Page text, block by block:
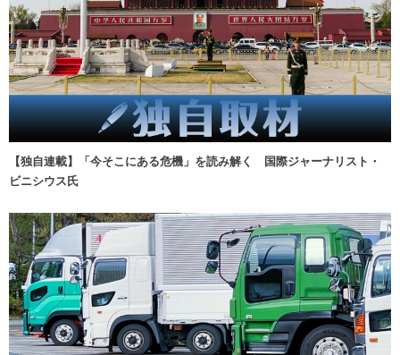
【独自連載】「今そこにある危機」を読み解く 国際ジャーナリスト・
ビニシウス氏